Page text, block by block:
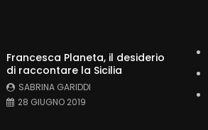
Francesca Planeta, il desiderio
di raccontare la Sicilia
SABRINA GARIDDI
28 GIUGNO 2019